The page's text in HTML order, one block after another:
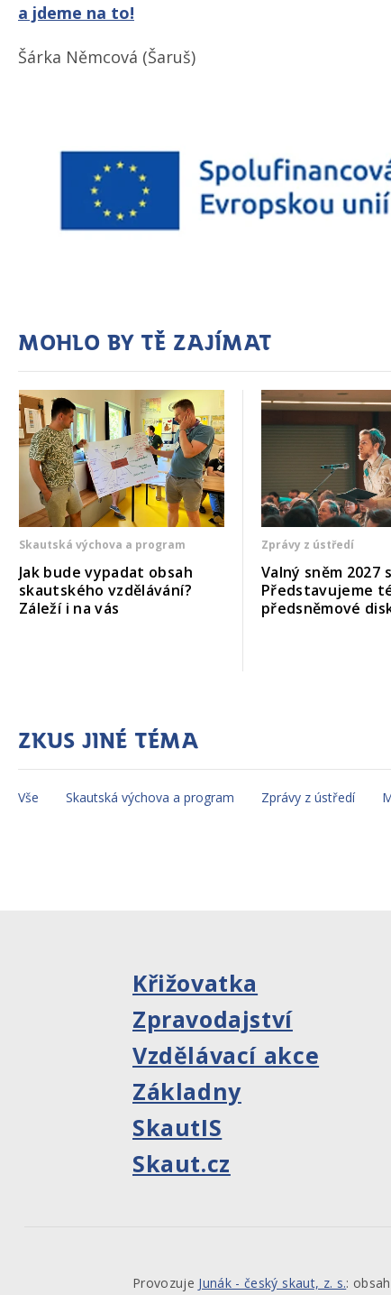
a jdeme na to!
Šárka Němcová (Šaruš)
Mohlo by tě zajímat
Skautská výchova a program
Jak bude vypadat obsah
skautského vzdělávání?
Záleží i na vás
Zprávy z ústředí
Valný sněm 2027
Představujeme
předsněmové
Zkus jiné téma
Vše Skautská výchova a program Zprávy z ústředí
Křižovatka
Zpravodajství
Vzdělávací akce
Základny
SkautIS
Skaut.cz
Provozuje Junák - český skaut, z. s.: